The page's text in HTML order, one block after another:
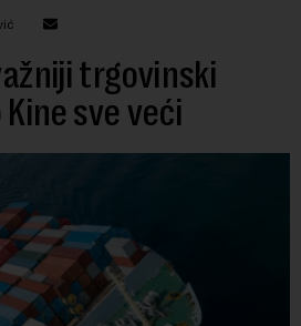
trgovinski
sve veći